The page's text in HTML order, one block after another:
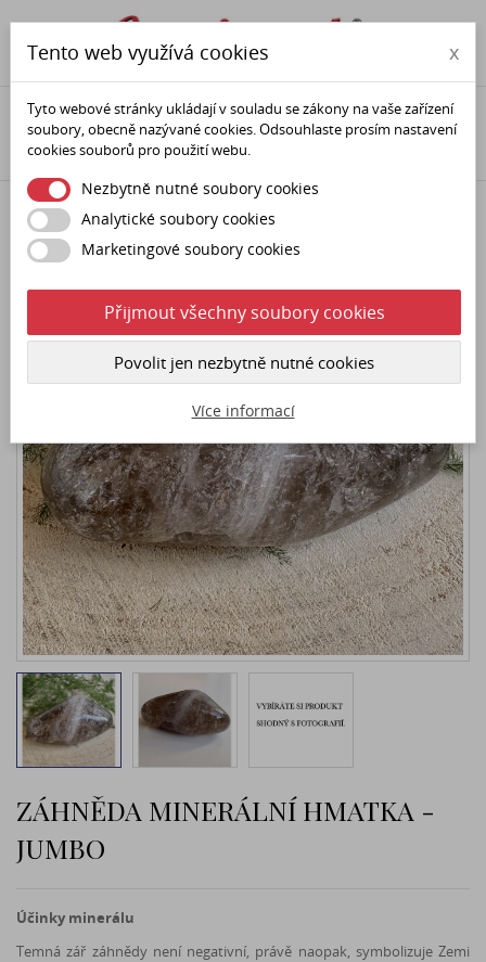

Domů Minerály (polodrahokamy)
Minerální dekorace
Hmatky
Záhněda minerální hmatka - jumbo
ZÁHNĚDA MINERÁLNÍ HMATKA -
JUMBO
Účinky minerálu
Temná zář záhnědy není negativní, právě naopak, symbolizuje Zemi
Tento web využívá cookies x
Tyto webové stránky ukládají v souladu se zákony na vaše zařízení
soubory, obecně nazývané cookies. Odsouhlaste prosím nastavení
cookies souborů pro použití webu.
Nezbytně nutné soubory cookies
Analytické soubory cookies
Marketingové soubory cookies
Přijmout všechny soubory cookies
Povolit jen nezbytně nutné cookies
Více informací